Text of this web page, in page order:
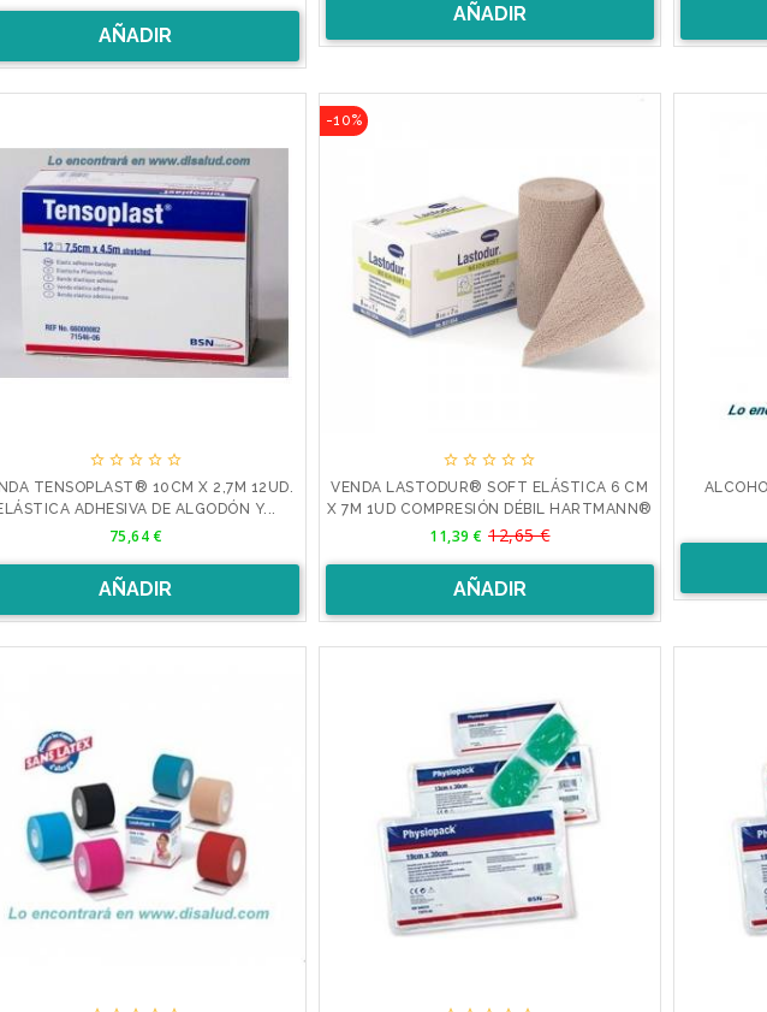
AÑADIR
AÑADIR
    
TENSOPLAST® 10CM X 2,7M 12UD.
ADHESIVA DE ALGODÓN Y...
Precio
75,64 €
AÑADIR
    
VENDA LASTODUR® SOFT ELÁSTICA 6 CM
X 7M 1UD COMPRESIÓN DÉBIL HARTMANN®
Precio
11,39 €Precio
12,65 €
-10%
AÑADIR